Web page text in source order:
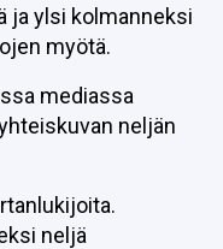
ja ylsi kolmanneksi
myötä.
mediassa
neljän
neljä